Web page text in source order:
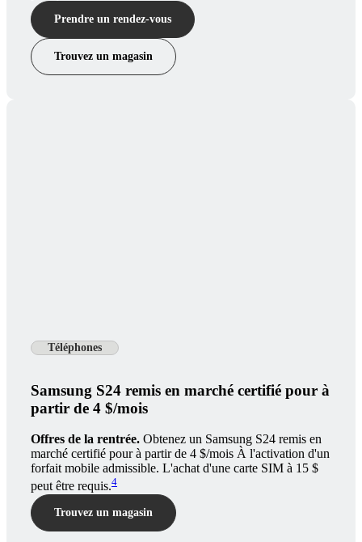
Prendre un rendez-vous
Trouvez un magasin
Téléphones
Samsung S24 remis en marché certifié pour à
partir de 4 $/mois
Offres de la rentrée. Obtenez un Samsung S24 remis en
marché certifié pour à partir de 4 $/mois À l'activation d'un
forfait mobile admissible. L'achat d'une carte SIM à 15 $
peut être requis.4
Trouvez un magasin